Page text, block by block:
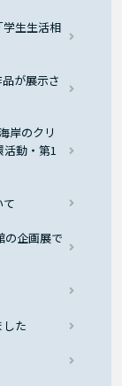
生生活相
が展示さ
岸のクリ
活動・第1
の企画展で
た